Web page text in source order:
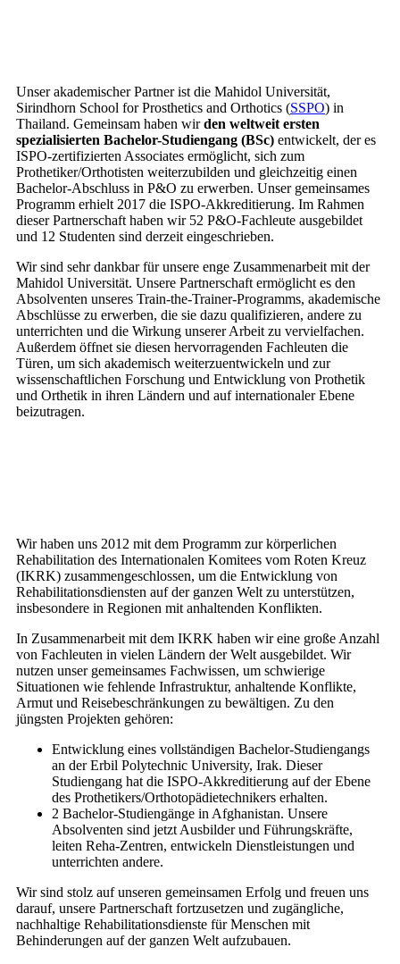
Unser akademischer Partner ist die Mahidol Universität,
Sirindhorn School for Prosthetics and Orthotics (SSPO) in
Thailand. Gemeinsam haben wirden weltweit ersten
spezialisierten Bachelor-Studiengang (BSc) entwickelt, der es
ISPO-zertifizierten Associates ermöglicht, sich zum
Prothetiker/Orthotisten weiterzubilden und gleichzeitig einen
Bachelor-Abschluss in P&O zu erwerben. Unser gemeinsames
Programm erhielt 2017 die ISPO-Akkreditierung. Im Rahmen
dieser Partnerschaft haben wir 52 P&O-Fachleute ausgebildet
und 12 Studenten sind derzeit eingeschrieben.
Wir sind sehr dankbar für unsere enge Zusammenarbeit mit der
Mahidol Universität. Unsere Partnerschaft ermöglicht es den
Absolventen unseres Train-the-Trainer-Programms, akademische
Abschlüsse zu erwerben, die sie dazu qualifizieren, andere zu
unterrichten und die Wirkung unserer Arbeit zu vervielfachen.
Außerdem öffnet sie diesen hervorragenden Fachleuten die
Türen, um sich akademisch weiterzuentwickeln und zur
wissenschaftlichen Forschung und Entwicklung von Prothetik
und Orthetik in ihren Ländern und auf internationaler Ebene
beizutragen.
Wir haben uns 2012 mit dem Programm zur körperlichen
Rehabilitation des Internationalen Komitees vom Roten Kreuz
(IKRK) zusammengeschlossen, um die Entwicklung von
Rehabilitationsdiensten auf der ganzen Welt zu unterstützen,
insbesondere in Regionen mit anhaltenden Konflikten.
In Zusammenarbeit mit dem IKRK haben wir eine große Anzahl
von Fachleuten in vielen Ländern der Welt ausgebildet. Wir
nutzen unser gemeinsames Fachwissen, um schwierige
Situationen wie fehlende Infrastruktur, anhaltende Konflikte,
Armut und Reisebeschränkungen zu bewältigen. Zu den
jüngsten Projekten gehören:
Entwicklung eines vollständigen Bachelor-Studiengangs
an der Erbil Polytechnic University, Irak. Dieser
Studiengang hat die ISPO-Akkreditierung auf der Ebene
des Prothetikers/Orthotopädietechnikers erhalten.
2 Bachelor-Studiengänge in Afghanistan. Unsere
Absolventen sind jetzt Ausbilder und Führungskräfte,
leiten Reha-Zentren, entwickeln Dienstleistungen und
unterrichten andere.
Wir sind stolz auf unseren gemeinsamen Erfolg und freuen uns
darauf, unsere Partnerschaft fortzusetzen und zugängliche,
nachhaltige Rehabilitationsdienste für Menschen mit
Behinderungen auf der ganzen Welt aufzubauen.